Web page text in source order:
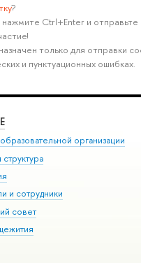
?
Ctrl+Enter и
только для отправки
и пунктуационных ошибках.
организации
и сотрудники
совет